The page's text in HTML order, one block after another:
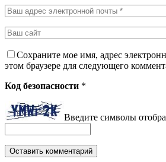
Сохраните мое имя, адрес
этом браузере для следующего
Код безопасности *
Введите символы